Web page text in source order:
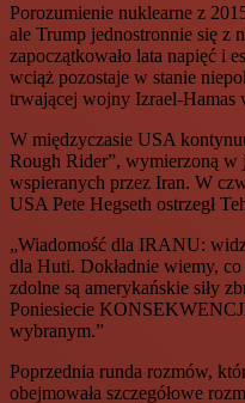
Porozumienie nuklearne z
ale Trump jednostronnie się z
zapoczątkowało lata napięć i
wciąż pozostaje w stanie
trwającej wojny Izrael-Hamas
W międzyczasie USA
Rough Rider”, wymierzoną
wspieranych przez Iran. W
USA Pete Hegseth ostrzegł
„Wiadomość dla IRANU:
dla Huti. Dokładnie wiemy,
zdolne są amerykańskie siły
Poniesiecie
wybranym.”
Poprzednia runda rozmów,
obejmowała szczegółowe